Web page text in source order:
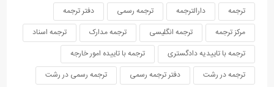
ترجمه دارالترجمه ترجمه رسمی
دفتر ترجمه
مرکز ترجمه
ترجمه انگلیسی ترجمه مدارک
ترجمه اسناد
ترجمه با تاییدیه دادگستری
ترجمه با تاییده امور خارجه
ترجمه در رشت
دفتر ترجمه رسمی ترجمه رسمی در رشت